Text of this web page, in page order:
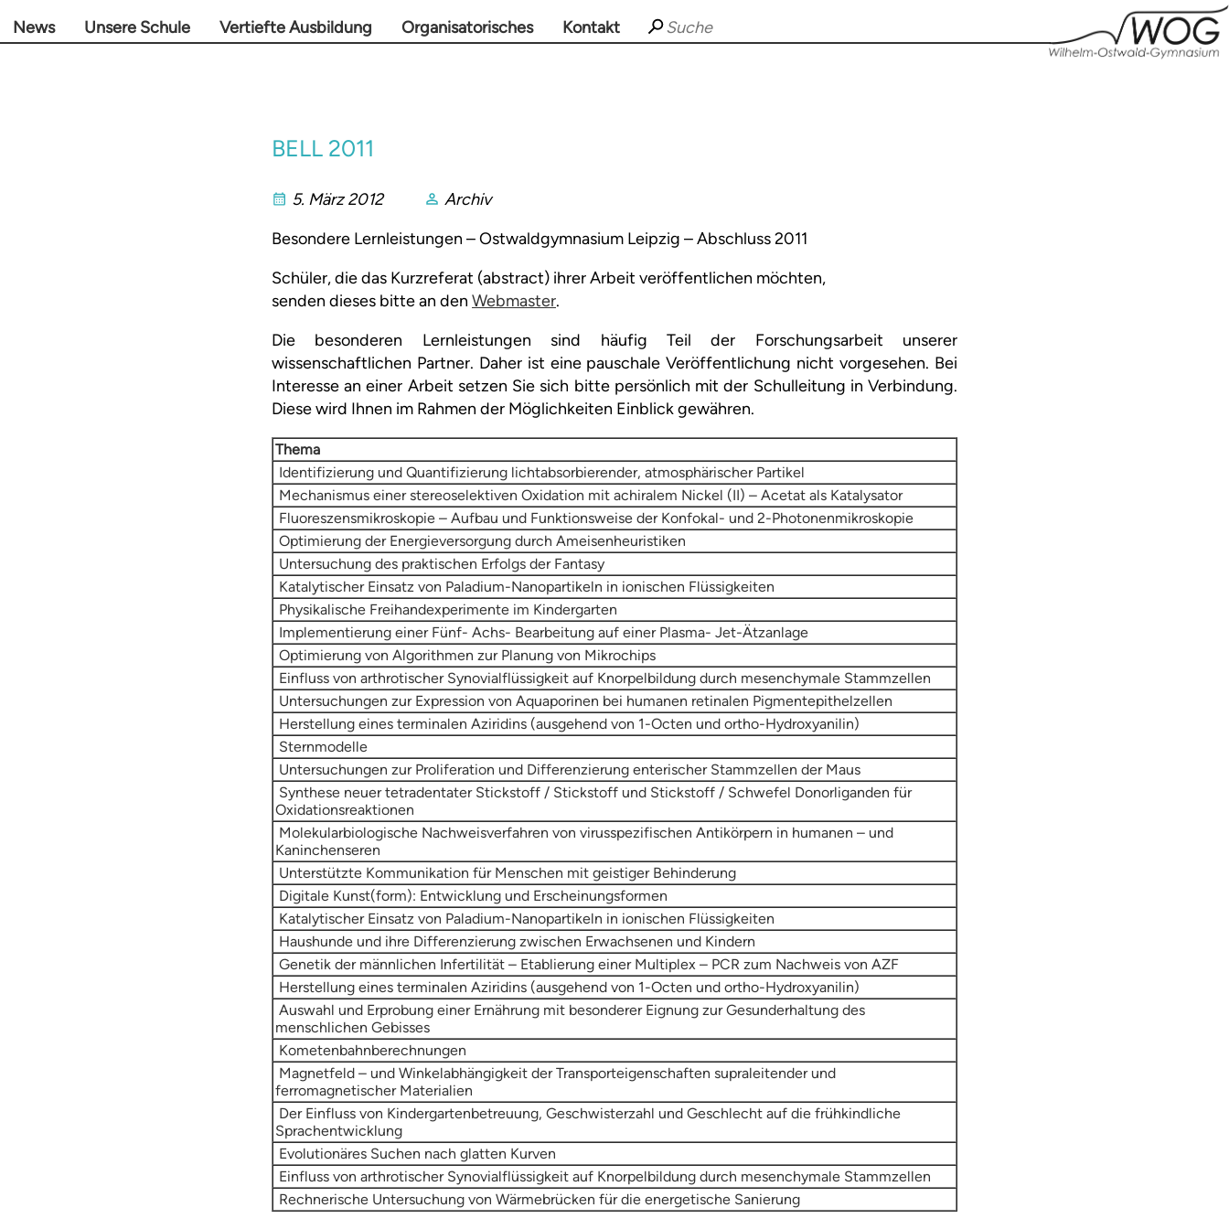
News Unsere Schule Vertiefte Ausbildung Organisatorisches Kontakt
BELL 2011
5. März 2012
Archiv
Besondere Lernleistungen – Ostwaldgymnasium Leipzig – Abschluss 2011
Schüler, die das Kurzreferat (abstract) ihrer Arbeit veröffentlichen möchten,
senden dieses bitte an den Webmaster.
Die besonderen Lernleistungen sind häufig Teil der Forschungsarbeit unserer
wissenschaftlichen Partner. Daher ist eine pauschale Veröffentlichung nicht vorgesehen. Bei
Interesse an einer Arbeit setzen Sie sich bitte persönlich mit der Schulleitung in Verbindung.
Diese wird Ihnen im Rahmen der Möglichkeiten Einblick gewähren.
Thema
Identifizierung und Quantifizierung lichtabsorbierender, atmosphärischer Partikel
Mechanismus einer stereoselektiven Oxidation mit achiralem Nickel (II) – Acetat als Katalysator
Fluoreszensmikroskopie – Aufbau und Funktionsweise der Konfokal- und 2-Photonenmikroskopie
Optimierung der Energieversorgung durch Ameisenheuristiken
Untersuchung des praktischen Erfolgs der Fantasy
Katalytischer Einsatz von Paladium-Nanopartikeln in ionischen Flüssigkeiten
Physikalische Freihandexperimente im Kindergarten
Implementierung einer Fünf- Achs- Bearbeitung auf einer Plasma- Jet-Ätzanlage
Optimierung von Algorithmen zur Planung von Mikrochips
Einfluss von arthrotischer Synovialflüssigkeit auf Knorpelbildung durch mesenchymale Stammzellen
Untersuchungen zur Expression von Aquaporinen bei humanen retinalen Pigmentepithelzellen
Herstellung eines terminalen Aziridins (ausgehend von 1-Octen und ortho-Hydroxyanilin)
Sternmodelle
Untersuchungen zur Proliferation und Differenzierung enterischer Stammzellen der Maus
Synthese neuer tetradentater Stickstoff / Stickstoff und Stickstoff / Schwefel Donorliganden für
Oxidationsreaktionen
Molekularbiologische Nachweisverfahren von virusspezifischen Antikörpern in humanen – und
Kaninchenseren
Unterstützte Kommunikation für Menschen mit geistiger Behinderung
Digitale Kunst(form): Entwicklung und Erscheinungsformen
Katalytischer Einsatz von Paladium-Nanopartikeln in ionischen Flüssigkeiten
Haushunde und ihre Differenzierung zwischen Erwachsenen und Kindern
Genetik der männlichen Infertilität – Etablierung einer Multiplex – PCR zum Nachweis von AZF
Herstellung eines terminalen Aziridins (ausgehend von 1-Octen und ortho-Hydroxyanilin)
Auswahl und Erprobung einer Ernährung mit besonderer Eignung zur Gesunderhaltung des
menschlichen Gebisses
Kometenbahnberechnungen
Magnetfeld – und Winkelabhängigkeit der Transporteigenschaften supraleitender und
ferromagnetischer Materialien
Der Einfluss von Kindergartenbetreuung, Geschwisterzahl und Geschlecht auf die frühkindliche
Sprachentwicklung
Evolutionäres Suchen nach glatten Kurven
Einfluss von arthrotischer Synovialflüssigkeit auf Knorpelbildung durch mesenchymale Stammzellen
Rechnerische Untersuchung von Wärmebrücken für die energetische Sanierung